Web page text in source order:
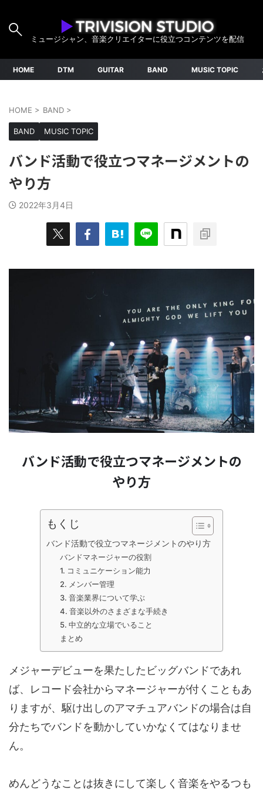
ミュージシャン、音楽クリエイターに役立つコンテンツを配信
HOME DTM GUITAR BAND MUSIC TOPIC
HOME > BAND >
BAND MUSIC TOPIC
バンド活動で役立つマネージメントの
やり方
2022年3月4日
バンド活動で役立つマネージメントの
やり方
もくじ
バンド活動で役立つマネージメントのやり方
バンドマネージャーの役割
1. コミュニケーション能力
2. メンバー管理
3. 音楽業界について学ぶ
4. 音楽以外のさまざまな手続き
5. 中立的な立場でいること
まとめ
メジャーデビューを果たしたビッグバンドであれ
ば、レコード会社からマネージャーが付くこともあ
りますが、駆け出しのアマチュアバンドの場合は自
分たちでバンドを動かしていかなくてはなりませ
ん。
めんどうなことは抜きにして楽しく音楽をやるつも